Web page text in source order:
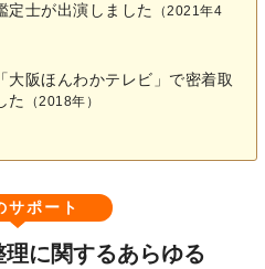
定士が出演しました
（2021年4
大阪ほんわかテレビ」で密着取
た
（2018年）
サポート
に関するあらゆる